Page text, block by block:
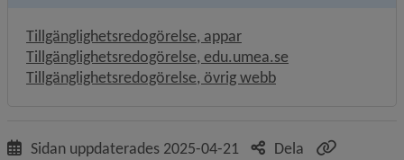
Tillgänglighetsredogörelse, appar
Tillgänglighetsredogörelse, edu.umea.se
Tillgänglighetsredogörelse, övrig webb
Sidan uppdaterades 2025-04-21
Dela